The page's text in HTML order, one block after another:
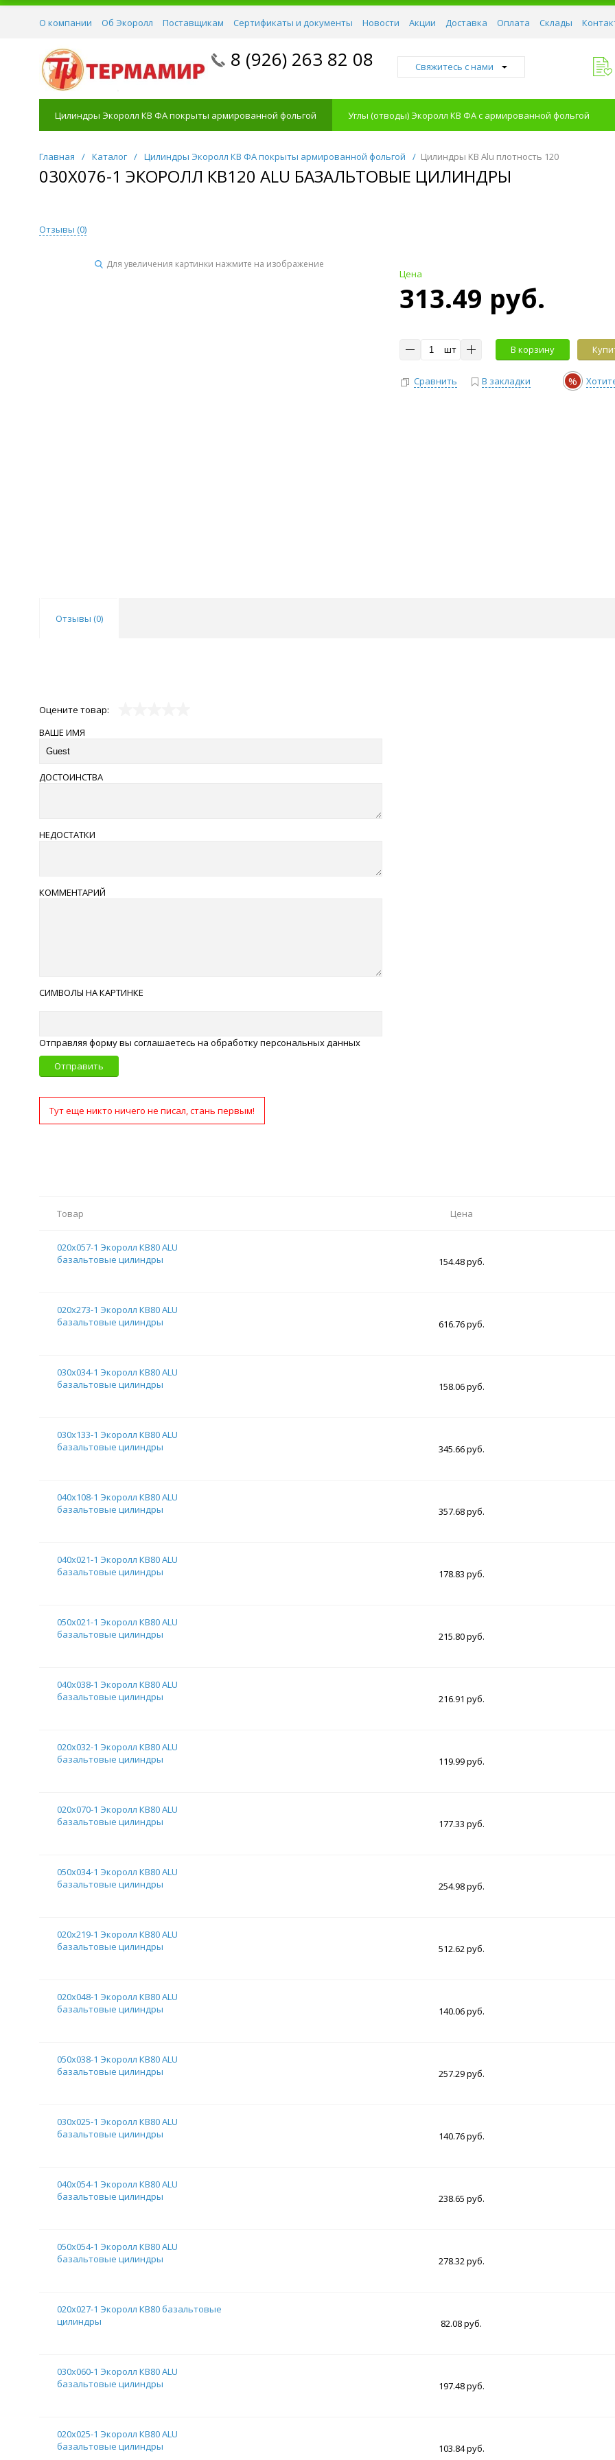
О компании Об Экоролл Поставщикам Сертификаты и документы Новости Акции Доставка Оплата Склады
8 (926) 263 82 08 Свяжитесь с нами
Цилиндры Экоролл КВ ФА покрыты армированной фольгой Углы (отводы) Экоролл КВ ФА с армированной фольгой
Главная / Каталог / Цилиндры Экоролл КВ ФА покрыты армированной фольгой / Цилиндры КВ Alu плотность 120
030Х076-1 ЭКОРОЛЛ КВ120 ALU БАЗАЛЬТОВЫЕ ЦИЛИНДРЫ
Отзывы (0)
Для увеличения картинки нажмите на изображение
Цена
313.49 руб.
шт В корзину
Сравнить В закладки %
Отзывы (0)
Оцените товар:
ВАШЕ ИМЯ
ДОСТОИНСТВА
НЕДОСТАТКИ
КОММЕНТАРИЙ
СИМВОЛЫ НА КАРТИНКЕ
Отправляя форму вы соглашаетесь на обработку персональных данных
Отправить
Тут еще никто ничего не писал, стань первым!
Товар Цена
020х057-1 Экоролл КВ80 ALU
базальтовые цилиндры
154.48 руб.
020х273-1 Экоролл КВ80 ALU
базальтовые цилиндры
616.76 руб.
030х034-1 Экоролл КВ80 ALU
базальтовые цилиндры
158.06 руб.
030х133-1 Экоролл КВ80 ALU
базальтовые цилиндры
345.66 руб.
040х108-1 Экоролл КВ80 ALU
базальтовые цилиндры
357.68 руб.
040х021-1 Экоролл КВ80 ALU
базальтовые цилиндры
178.83 руб.
050х021-1 Экоролл КВ80 ALU
базальтовые цилиндры
215.80 руб.
040х038-1 Экоролл КВ80 ALU
базальтовые цилиндры
216.91 руб.
020х032-1 Экоролл КВ80 ALU
базальтовые цилиндры
119.99 руб.
020х070-1 Экоролл КВ80 ALU
базальтовые цилиндры
177.33 руб.
050х034-1 Экоролл КВ80 ALU
базальтовые цилиндры
254.98 руб.
020х219-1 Экоролл КВ80 ALU
базальтовые цилиндры
512.62 руб.
020х048-1 Экоролл КВ80 ALU
базальтовые цилиндры
140.06 руб.
050х038-1 Экоролл КВ80 ALU
базальтовые цилиндры
257.29 руб.
030х025-1 Экоролл КВ80 ALU
базальтовые цилиндры
140.76 руб.
040х054-1 Экоролл КВ80 ALU
базальтовые цилиндры
238.65 руб.
050х054-1 Экоролл КВ80 ALU
базальтовые цилиндры
278.32 руб.
020х027-1 Экоролл КВ80 базальтовые
цилиндры
82.08 руб.
030х060-1 Экоролл КВ80 ALU
базальтовые цилиндры
197.48 руб.
020х025-1 Экоролл КВ80 ALU
базальтовые цилиндры
103.84 руб.